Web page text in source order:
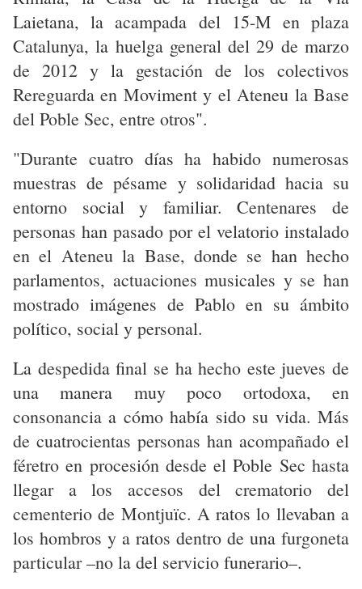
Laietana, la acampada del 15-M en plaza
Catalunya, la huelga general del 29 de marzo
de 2012 y la gestación de los colectivos
Rereguarda en Moviment y el Ateneu la Base
del Poble Sec, entre otros".
"Durante cuatro días ha habido numerosas
muestras de pésame y solidaridad hacia su
entorno social y familiar. Centenares de
personas han pasado por el velatorio instalado
en el Ateneu la Base, donde se han hecho
parlamentos, actuaciones musicales y se han
mostrado imágenes de Pablo en su ámbito
político, social y personal.
La despedida final se ha hecho este jueves de
una manera muy poco ortodoxa, en
consonancia a cómo había sido su vida. Más
de cuatrocientas personas han acompañado el
féretro en procesión desde el Poble Sec hasta
llegar a los accesos del crematorio del
cementerio de Montjuïc. A ratos lo llevaban a
los hombros y a ratos dentro de una furgoneta
particular –no la del servicio funerario–.